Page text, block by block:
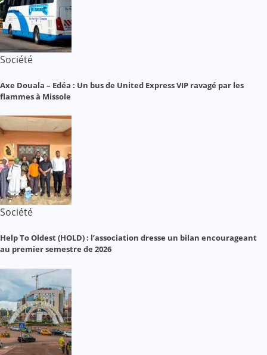
Société
Axe Douala – Edéa : Un bus de United Express VIP ravagé par les
flammes à Missole
Société
Help To Oldest (HOLD) : l’association dresse un bilan encourageant
au premier semestre de 2026